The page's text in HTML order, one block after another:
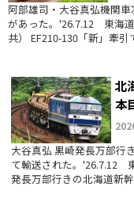
阿部雄司・大谷真弘機関
があった。'26.7.12 東海
共） EF210-130「新」牽
北
本
大谷真弘 黒崎発長万部行
て輸送された。'26.7.12
発長万部行きの北海道新